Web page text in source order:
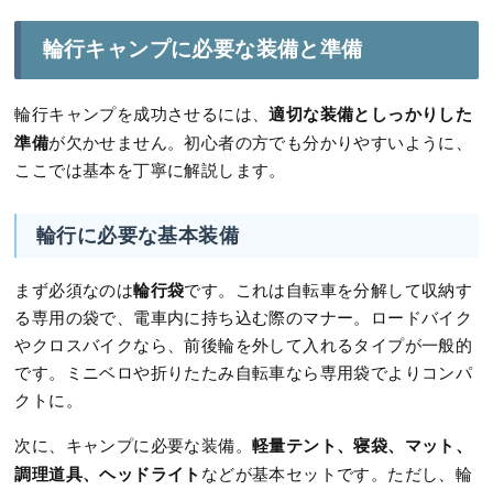
輪行キャンプに必要な装備と準備
輪行キャンプを成功させるには、適切な装備としっかりした
準備が欠かせません。初心者の方でも分かりやすいように、
ここでは基本を丁寧に解説します。
輪行に必要な基本装備
まず必須なのは輪行袋です。これは自転車を分解して収納す
る専用の袋で、電車内に持ち込む際のマナー。ロードバイク
やクロスバイクなら、前後輪を外して入れるタイプが一般的
です。ミニベロや折りたたみ自転車なら専用袋でよりコンパ
クトに。
次に、キャンプに必要な装備。軽量テント、寝袋、マット、
調理道具、ヘッドライト などが基本セットです。ただし、輪